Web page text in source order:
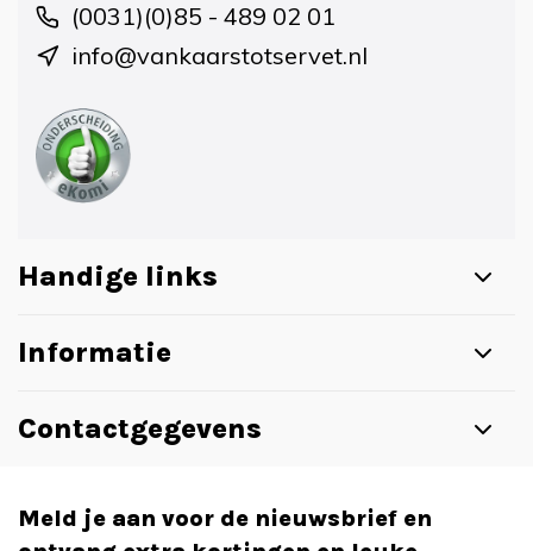
(0031)(0)85 - 489 02 01
info@vankaarstotservet.nl
Handige links
Informatie
Contactgegevens
Meld je aan voor de nieuwsbrief en